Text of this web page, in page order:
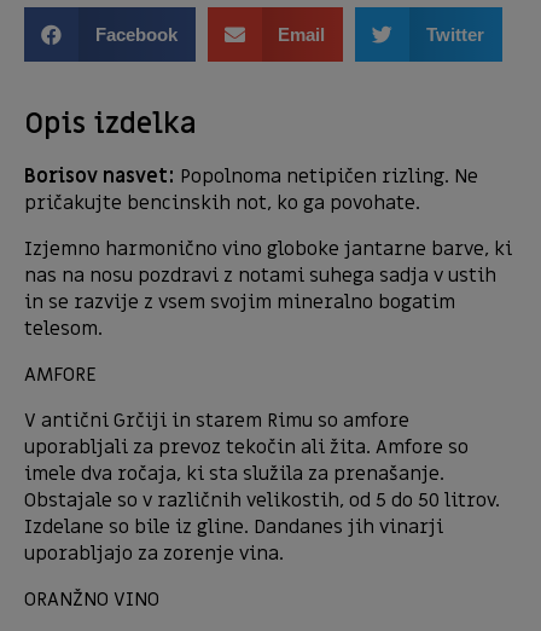
Facebook Email Twitter
Opis izdelka
Borisov nasvet: Popolnoma netipičen rizling. Ne
pričakujte bencinskih not, ko ga povohate.
Izjemno harmonično vino globoke jantarne barve, ki
nas na nosu pozdravi z notami suhega sadja v ustih
in se razvije z vsem svojim mineralno bogatim
telesom.
AMFORE
V antični Grčiji in starem Rimu so amfore
uporabljali za prevoz tekočin ali žita. Amfore so
imele dva ročaja, ki sta služila za prenašanje.
Obstajale so v različnih velikostih, od 5 do 50 litrov.
Izdelane so bile iz gline. Dandanes jih vinarji
uporabljajo za zorenje vina.
ORANŽNO VINO